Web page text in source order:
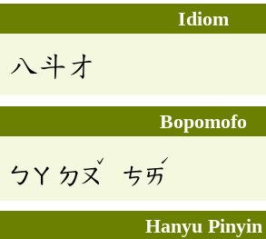
Idiom
八斗才
Bopomofo
ㄅㄚ ㄉㄡ
ˇ
ㄘㄞ
ˊ
Hanyu Pinyin